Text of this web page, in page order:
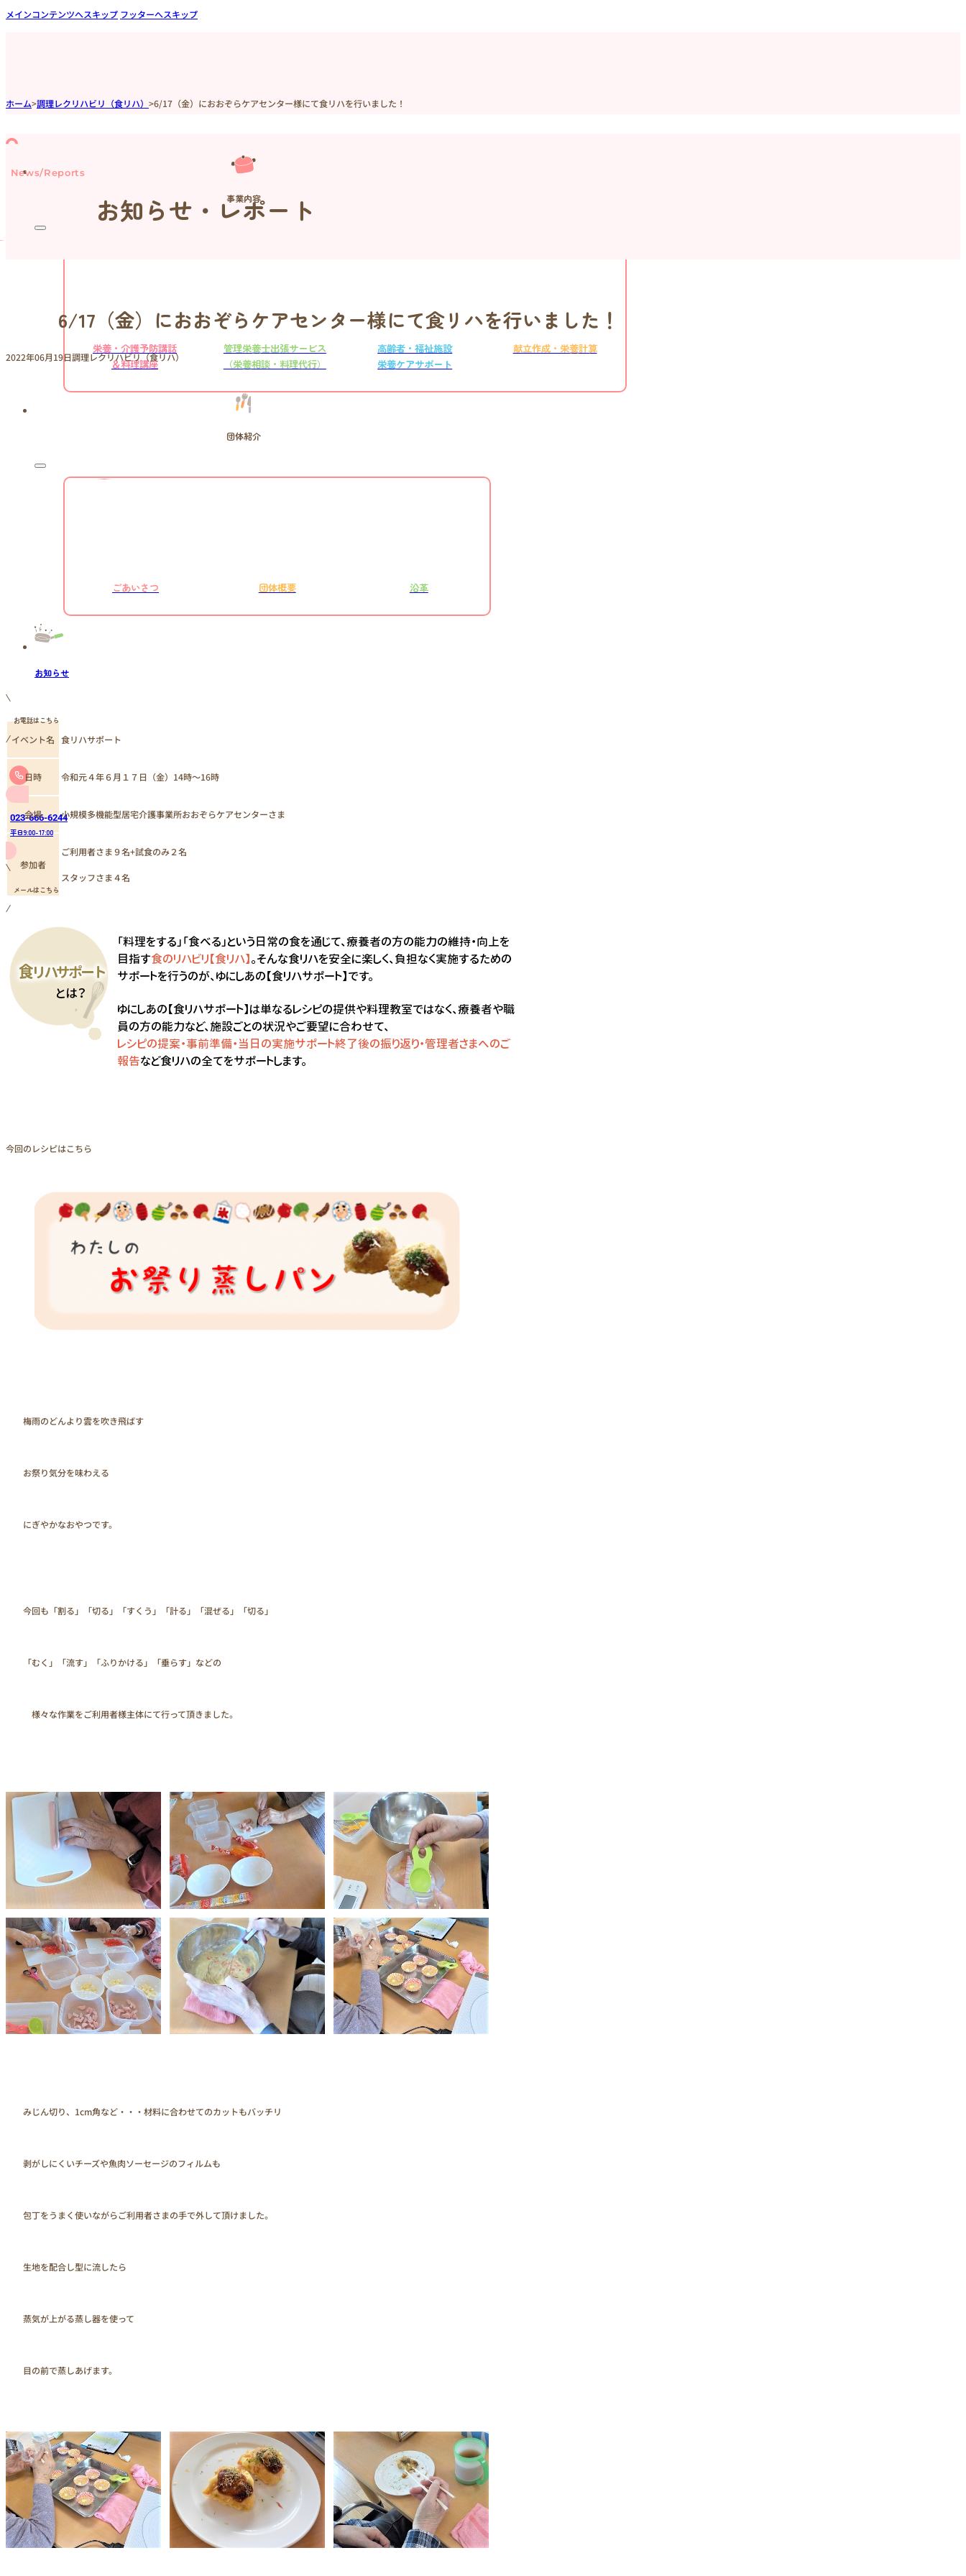
メインコンテンツへスキップ フッターへスキップ
事業内容
栄養・介護予防講話
＆料理講座
管理栄養士出張サービス
（栄養相談・料理代行）
高齢者・福祉施設
栄養ケアサポート
献立作成・栄養計算
団体紹介
ごあいさつ 団体概要 沿革
お知らせ
お電話はこちら
023-666-6244
平日9:00-17:00
メールはこちら
お問い合わせ
ホーム>調理レクリハビリ（食リハ） >6/17（金）におおぞらケアセンター様にて食リハを行いました！
News/Reports
お知らせ・レポート
6/17（金）におおぞらケアセンター様にて食リハを行いました！
2022年06月19日調理レクリハビリ（食リハ）
イベント名 食リハサポート
日時 令和元４年６月１７日（金）14時～16時
会場 小規模多機能型居宅介護事業所おおぞらケアセンターさま
参加者
ご利用者さま９名+試食のみ２名
スタッフさま４名
今回のレシピはこちら
梅雨のどんより雲を吹き飛ばす
お祭り気分を味わえる
にぎやかなおやつです。
今回も「割る」「切る」「すくう」「計る」「混ぜる」「切る」
「むく」「流す」「ふりかける」「垂らす」などの
様々な作業をご利用者様主体にて行って頂きました。
みじん切り、1cm角など・・・材料に合わせてのカットもバッチリ
剥がしにくいチーズや魚肉ソーセージのフィルムも
包丁をうまく使いながらご利用者さまの手で外して頂けました。
生地を配合し型に流したら
蒸気が上がる蒸し器を使って
目の前で蒸しあげます。